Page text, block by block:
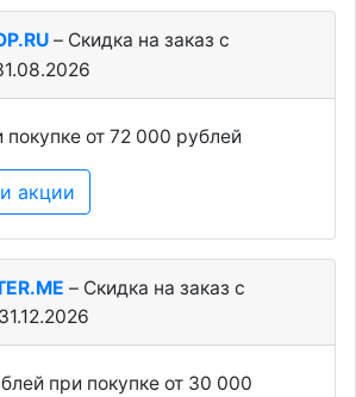
– Скидка на заказ c
покупке от 72 000 рублей
акции
– Скидка на заказ c
при покупке от 30 000